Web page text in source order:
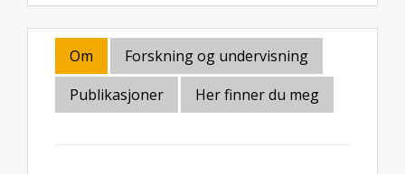
Om
Forskning og undervisning
Publikasjoner
Her finner du meg